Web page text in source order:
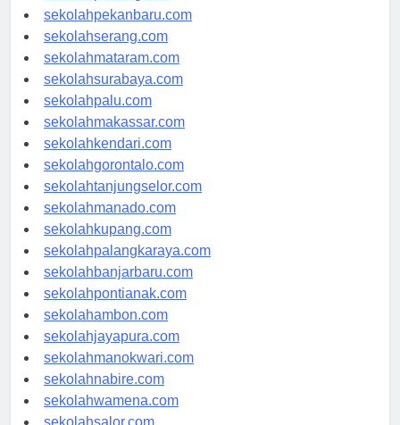
sekolahpadang.com
sekolahpekanbaru.com
sekolahserang.com
sekolahmataram.com
sekolahsurabaya.com
sekolahpalu.com
sekolahmakassar.com
sekolahkendari.com
sekolahgorontalo.com
sekolahtanjungselor.com
sekolahmanado.com
sekolahkupang.com
sekolahpalangkaraya.com
sekolahbanjarbaru.com
sekolahpontianak.com
sekolahambon.com
sekolahjayapura.com
sekolahmanokwari.com
sekolahnabire.com
sekolahwamena.com